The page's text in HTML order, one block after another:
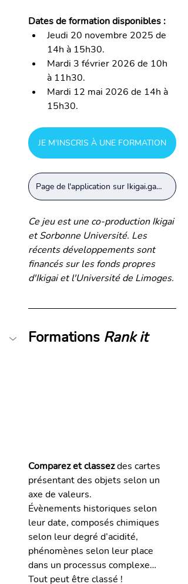
Dates de formation disponibles :
Jeudi 20 novembre 2025 de
14h à 15h30.
Mardi 3 février 2026 de 10h
à 11h30.
Mardi 12 mai 2026 de 14h à
15h30.
JE M'INSCRIS À UNE FORMATION
Page de l'application sur Ikigai.games
Ce jeu est une co-production Ikigai
et Sorbonne Université. Les
récents développements sont
financés sur les fonds propres
d'Ikigai et l'Université de Limoges.
Formations Rank it
Comparez et classez des cartes
présentant des objets selon un
axe de valeurs.
Évènements historiques selon
leur date, composés chimiques
selon leur degré d’acidité,
phénomènes selon leur place
dans un processus complexe…
Tout peut être classé !